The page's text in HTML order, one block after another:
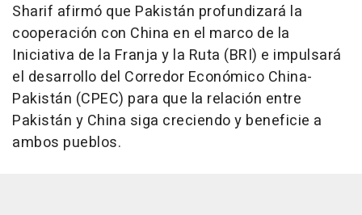
Sharif afirmó que Pakistán profundizará la
cooperación con China en el marco de la
Iniciativa de la Franja y la Ruta (BRI) e impulsará
el desarrollo del Corredor Económico China-
Pakistán (CPEC) para que la relación entre
Pakistán y China siga creciendo y beneficie a
ambos pueblos.